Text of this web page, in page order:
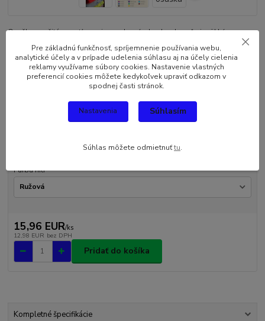
Osuška s vyšitým motívom je vyrobená z bavlny. Je veľmi mäkká a
vysoko savá z príjemne mäkkého materiálu. K farbeniu boli použité
farbivá najlepšej kvality, ktoré zabezpečujú trvalosť farby hoci aj po
viacerých praniach. Materiál: 100 % bavlna; Rozmer: 140cm x 70cm;
Gramáž: 400g/m2 Návod: 1.-Vyber...celý popis
Skladom
Farba nití
15,96 EUR/ks
12,98 EUR bez DPH
Pridať do košíka
Kompletné špecifikácie
Pre základnú funkčnosť, spríjemnenie používania webu,
analytické účely a v prípade udelenia súhlasu aj na účely cielenia
reklamy využívame súbory cookies. Nastavenie vlastných
preferencií cookies môžete kedykoľvek upraviť odkazom v
spodnej časti stránok.
Nastavenia Súhlasím
Súhlas môžete odmietnuťtu.